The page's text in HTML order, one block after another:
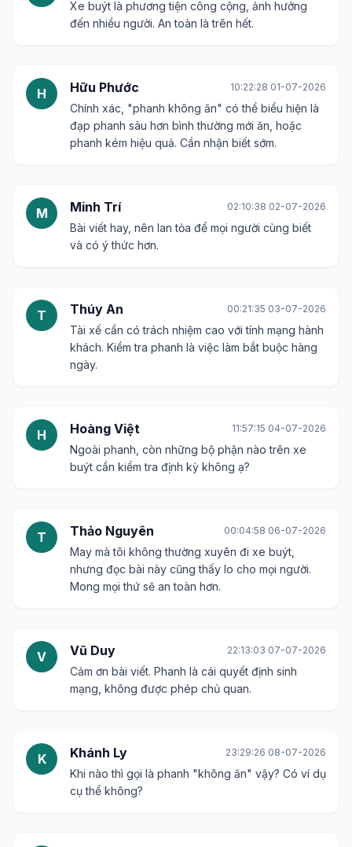
Xe buýt là phương tiện công cộng, ảnh hưởng
đến nhiều người. An toàn là trên hết.
H Hữu Phước 10:22:28 01-07-2026
Chính xác, "phanh không ăn" có thể biểu hiện là
đạp phanh sâu hơn bình thường mới ăn, hoặc
phanh kém hiệu quả. Cần nhận biết sớm.
M Minh Trí 02:10:38 02-07-2026
Bài viết hay, nên lan tỏa để mọi người cùng biết
và có ý thức hơn.
T Thúy An 00:21:35 03-07-2026
Tài xế cần có trách nhiệm cao với tính mạng hành
khách. Kiểm tra phanh là việc làm bắt buộc hàng
ngày.
H Hoàng Việt 11:57:15 04-07-2026
Ngoài phanh, còn những bộ phận nào trên xe
buýt cần kiểm tra định kỳ không ạ?
T Thảo Nguyên 00:04:58 06-07-2026
May mà tôi không thường xuyên đi xe buýt,
nhưng đọc bài này cũng thấy lo cho mọi người.
Mong mọi thứ sẽ an toàn hơn.
V Vũ Duy 22:13:03 07-07-2026
Cảm ơn bài viết. Phanh là cái quyết định sinh
mạng, không được phép chủ quan.
K Khánh Ly 23:29:26 08-07-2026
Khi nào thì gọi là phanh "không ăn" vậy? Có ví dụ
cụ thể không?